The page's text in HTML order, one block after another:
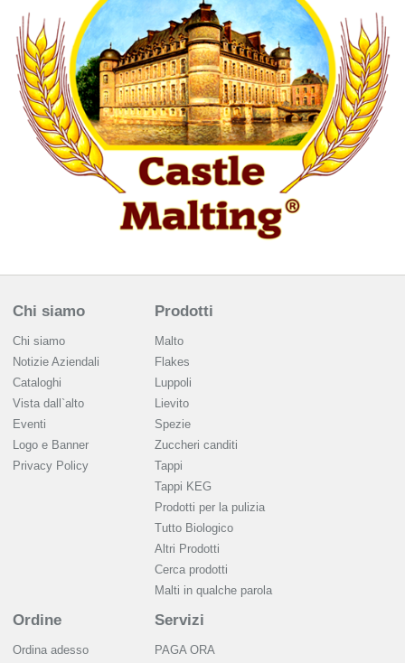
Chi siamo
Chi siamo
Notizie Aziendali
Cataloghi
Vista dall`alto
Eventi
Logo e Banner
Privacy Policy
Prodotti
Malto
Flakes
Luppoli
Lievito
Spezie
Zuccheri canditi
Tappi
Tappi KEG
Prodotti per la pulizia
Tutto Biologico
Altri Prodotti
Cerca prodotti
Malti in qualche parola
Ordine
Ordina adesso
Servizi
PAGA ORA